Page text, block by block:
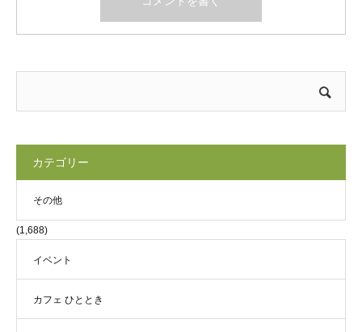
カテゴリー
その他
(1,688)
イベント
カフェ ひととき